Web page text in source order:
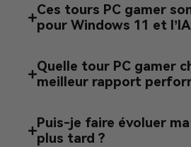
Ces tours PC gamer
pour Windows 11 et
Quelle tour PC gamer
meilleur rapport
Puis-je faire évoluer
plus tard ?